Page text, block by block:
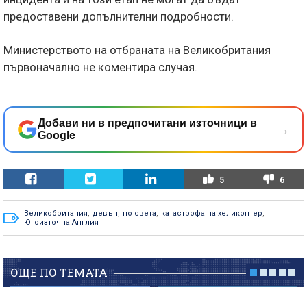
предоставени допълнителни подробности.
Министерството на отбраната на Великобритания
първоначално не коментира случая.
Добави ни в предпочитани източници в
Google
→
5 6
Великобритания, девън, по света, катастрофа на хеликоптер,
Югоизточна Англия
ОЩЕ ПО ТЕМАТА